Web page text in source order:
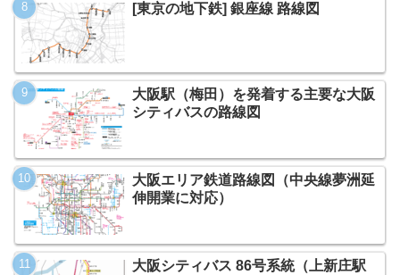
[東京の地下鉄] 銀座線 路線図
大阪駅（梅田）を発着する主要な大阪
シティバスの路線図
大阪エリア鉄道路線図（中央線夢洲延
伸開業に対応）
大阪シティバス 86号系統（上新庄駅